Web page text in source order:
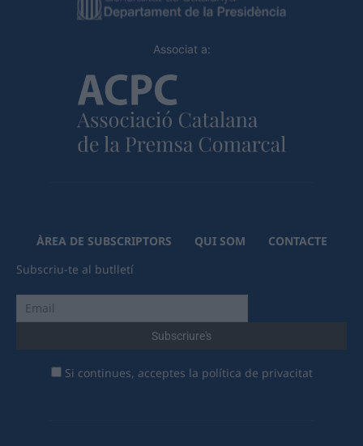
Associat a:
ÀREA DE SUBSCRIPTORS QUI SOM
CONTACTE
Subscriu-te al butlletí
Si continues, acceptes la política de privacitat